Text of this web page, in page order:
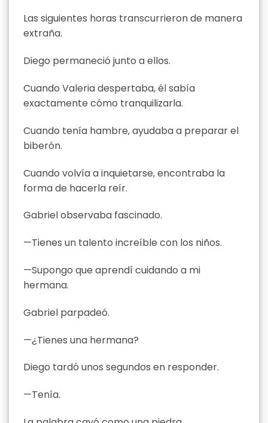
Las siguientes horas transcurrieron de manera
extraña.
Diego permaneció junto a ellos.
Cuando Valeria despertaba, él sabía
exactamente cómo tranquilizarla.
Cuando tenía hambre, ayudaba a preparar el
biberón.
Cuando volvía a inquietarse, encontraba la
forma de hacerla reír.
Gabriel observaba fascinado.
—Tienes un talento increíble con los niños.
—Supongo que aprendí cuidando a mi
hermana.
Gabriel parpadeó.
—¿Tienes una hermana?
Diego tardó unos segundos en responder.
—Tenía.